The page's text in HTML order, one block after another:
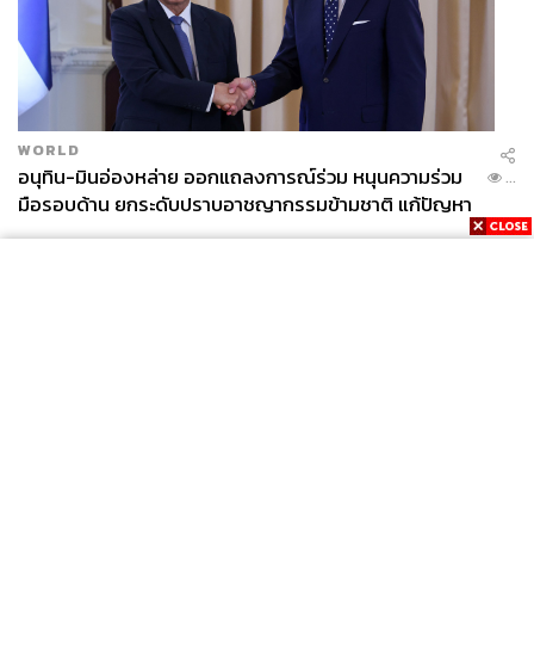
WORLD
อนุทิน-มินอ่องหล่าย ออกแถลงการณ์ร่วม หนุนความร่วม
มือรอบด้าน ยกระดับปราบอาชญากรรมข้ามชาติ แก้ปัญหา
หมอกควัน-มลพิษทางน้ำ
...